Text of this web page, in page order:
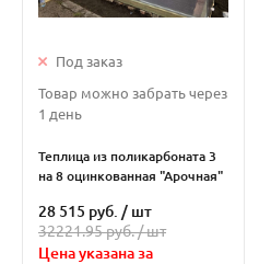
Под заказ
Товар можно забрать через
1 день
Теплица из поликарбоната 3
на 8 оцинкованная "Арочная"
28 515 руб. / шт
32221.95 руб. /шт
Цена указана за